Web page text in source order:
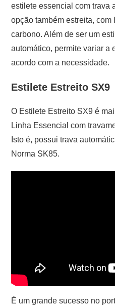
estilete essencial com trava
opção também estreita,
carbono. Além de ser um
automático, permite variar a
acordo com a necessidade.
Estilete Estreito SX9
O Estilete Estreito SX9 é
Linha Essencial com
Isto é, possui trava
Norma SK85.
É um grande sucesso no